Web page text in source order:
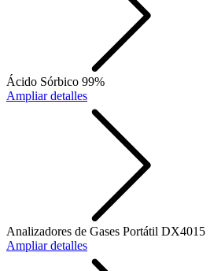
Ácido Sórbico 99%
Ampliar detalles
Analizadores de Gases Portátil DX4015
Ampliar detalles